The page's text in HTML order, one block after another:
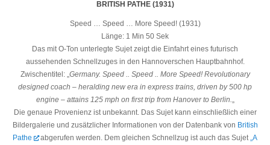
BRITISH PATHE (1931)
Speed … Speed … More Speed! (1931)
Länge: 1 Min 50 Sek
Das mit O-Ton unterlegte Sujet zeigt die Einfahrt eines futurisch
aussehenden Schnellzuges in den Hannoverschen Hauptbahnhof.
Zwischentitel: „Germany. Speed .. Speed .. More Speed! Revolutionary
designed coach – heralding new era in express trains, driven by 500 hp
engine – attains 125 mph on first trip from Hanover to Berlin.„
Die genaue Provenienz ist unbekannt. Das Sujet kann einschließlich einer
Bildergalerie und zusätzlicher Informationen von der Datenbank von British
Pathe
abgerufen werden. Dem gleichen Schnellzug ist auch das Sujet„A